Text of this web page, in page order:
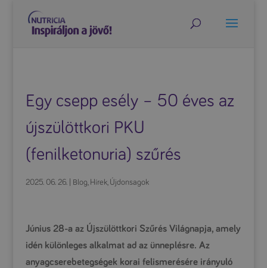
Egy csepp esély – 50 éves az
újszülöttkori PKU
(fenilketonuria) szűrés
2025. 06. 26.| Blog, Hírek, Újdonsagok
Június 28-a az Újszülöttkori Szűrés Világnapja, amely
idén különleges alkalmat ad az ünneplésre. Az
anyagcserebetegségek korai felismerésére irányuló